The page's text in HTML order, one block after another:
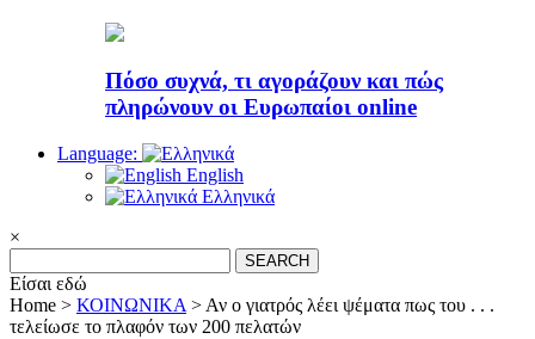
Πόσο συχνά, τι αγοράζουν και πώς
πληρώνουν οι Ευρωπαίοι online
Language:
English
Ελληνικά
×
for:
Είσαι εδώ
Home > ΚΟΙΝΩΝΙΚΑ > Αν ο γιατρός λέει ψέματα πως του . . .
τελείωσε το πλαφόν των 200 πελατών